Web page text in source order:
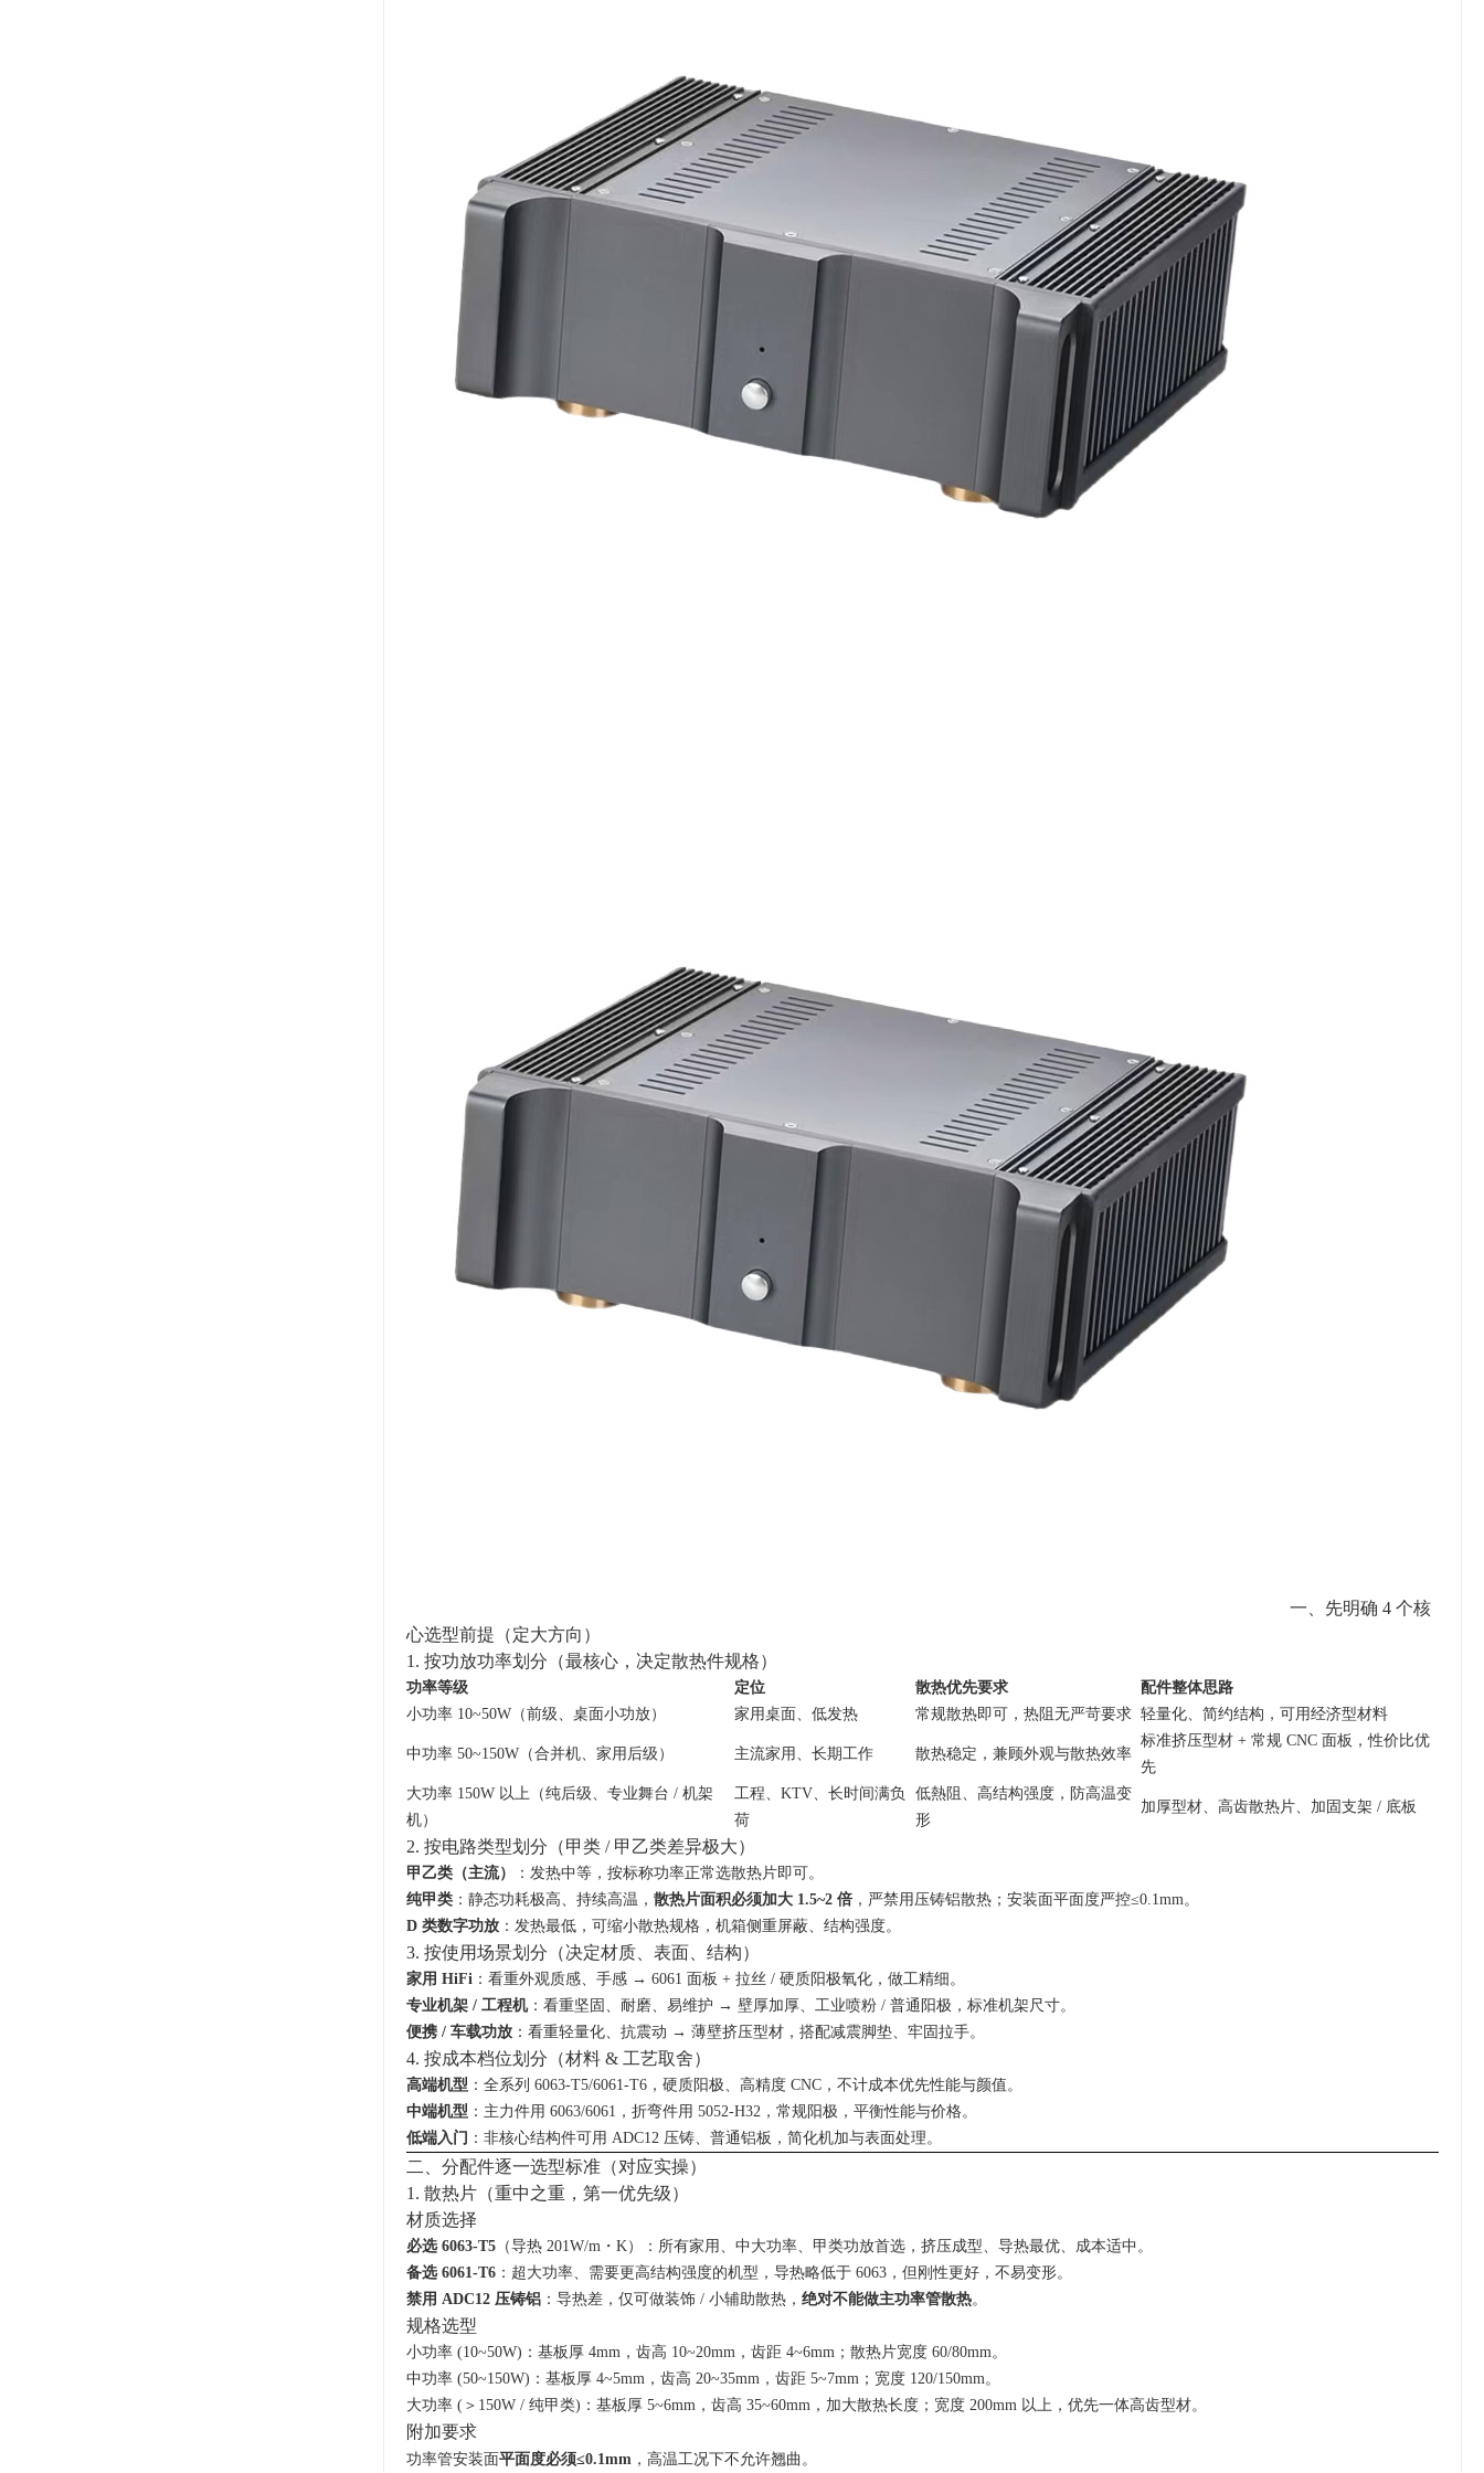
一、先明确 4 个核
心选型前提（定大方向）
1. 按功放功率划分（最核心，决定散热件规格）
功率等级 定位 散热优先要求
配件整体思路
小功率 10~50W（前级、桌面小功放）
家用桌面、低发热 常规散热即可，热阻无严苛要求 轻量化、简约结构，可用经济型材料
中功率 50~150W（合并机、家用后级） 主流家用、长期工作 散热稳定，兼顾外观与散热效率
标准挤压型材 + 常规 CNC 面板，性价比优
先
大功率 150W 以上（纯后级、专业舞台 / 机架
机）
工程、KTV、长时间满负
荷
低熱阻、高结构强度，防高温变
形
加厚型材、高齿散热片、加固支架 / 底板
2. 按电路类型划分（甲类 / 甲乙类差异极大）
甲乙类（主流）
：发热中等，按标称功率正常选散热片即可。
纯甲类 ：静态功耗极高、持续高温， 散热片面积必须加大 1.5~2 倍 ，严禁用压铸铝散热；安装面平面度严控≤0.1mm。
D 类数字功放 ：发热最低，可缩小散热规格，机箱侧重屏蔽、结构强度。
3. 按使用场景划分（决定材质、表面、结构）
家用 HiFi ：看重外观质感、手感 → 6061 面板 + 拉丝 / 硬质阳极氧化，做工精细。
专业机架 / 工程机：看重坚固、耐磨、易维护 → 壁厚加厚、工业喷粉 / 普通阳极，标准机架尺寸。
便携 / 车载功放 ：看重轻量化、抗震动 → 薄壁挤压型材，搭配减震脚垫、牢固拉手。
4. 按成本档位划分（材料 & 工艺取舍）
高端机型 ：全系列 6063-T5/6061-T6，硬质阳极、高精度 CNC，不计成本优先性能与颜值。
中端机型 ：主力件用 6063/6061，折弯件用 5052-H32，常规阳极，平衡性能与价格。
低端入门 ：非核心结构件可用 ADC12 压铸、普通铝板，简化机加与表面处理。
二、分配件逐一选型标准（对应实操）
1. 散热片（重中之重，第一优先级）
材质选择
必选 6063-T5 （导热 201W/m・K）：所有家用、中大功率、甲类功放首选，挤压成型、导热最优、成本适中。
备选 6061-T6 ：超大功率、需要更高结构强度的机型，导热略低于 6063，但刚性更好，不易变形。
禁用 ADC12 压铸铝 ：导热差，仅可做装饰 / 小辅助散热， 绝对不能做主功率管散热。
规格选型
小功率 (10~50W)：基板厚 4mm，齿高 10~20mm，齿距 4~6mm；散热片宽度 60/80mm。
中功率 (50~150W)：基板厚 4~5mm，齿高 20~35mm，齿距 5~7mm；宽度 120/150mm。
大功率 (＞150W / 纯甲类)：基板厚 5~6mm，齿高 35~60mm，加大散热长度；宽度 200mm 以上，优先一体高齿型材。
附加要求
功率管安装面平面度必须≤0.1mm ，高温工况下不允许翘曲。